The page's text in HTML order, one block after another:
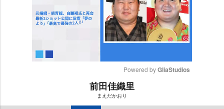
Powered by GliaStudios
前田佳織里
まえだかおり